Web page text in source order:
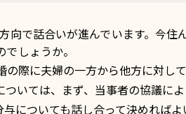
向で話合いが進んでいます。今
しょうか。
の際に夫婦の一方から他方に対
いては、まず、当事者の協議に
についても話し合って決めればよ